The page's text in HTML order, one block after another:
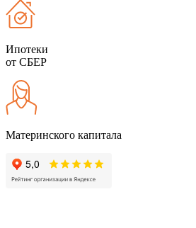
Ипотеки
от СБЕР
Материнского капитала